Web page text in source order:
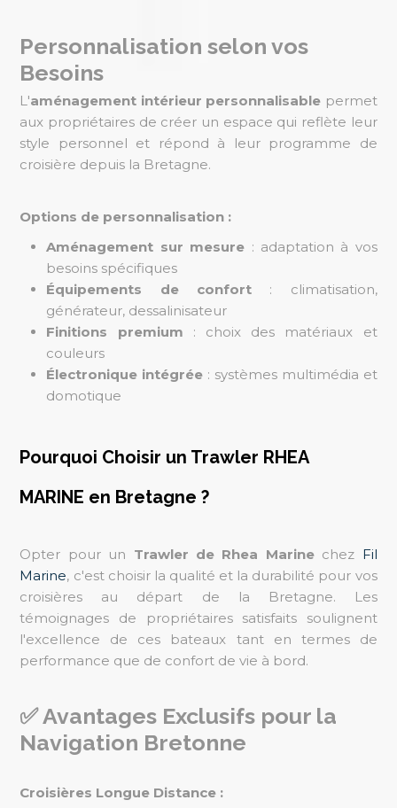
Personnalisation selon vos
Besoins
L'aménagement intérieur personnalisable permet
aux propriétaires de créer un espace qui reflète leur
style personnel et répond à leur programme de
croisière depuis la Bretagne.
Options de personnalisation :
Aménagement sur mesure : adaptation à vos
besoins spécifiques
Équipements de confort : climatisation,
générateur, dessalinisateur
Finitions premium : choix des matériaux et
couleurs
Électronique intégrée : systèmes multimédia et
domotique
Pourquoi Choisir un Trawler RHEA
MARINE en Bretagne ?
Opter pour un Trawler de Rhea Marinechez Fil
Marine, c'est choisir la qualité et la durabilité pour vos
croisières au départ de la Bretagne. Les
témoignages de propriétaires satisfaits soulignent
l'excellence de ces bateaux tant en termes de
performance que de confort de vie à bord.
✅ Avantages Exclusifs pour la
Navigation Bretonne
Croisières Longue Distance :